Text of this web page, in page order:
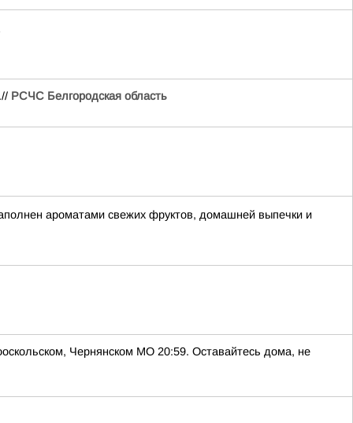
РСЧС Белгородская область
ароматами свежих фруктов, домашней выпечки и
Чернянском МО 20:59. Оставайтесь дома, не